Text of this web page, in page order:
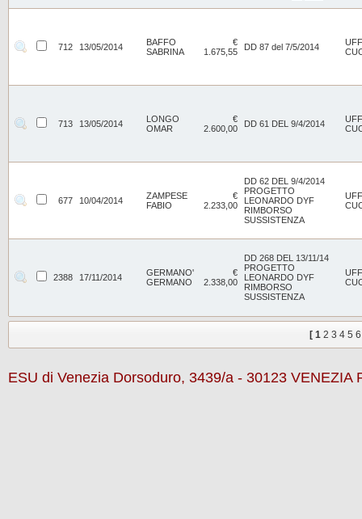
712 13/05/2014
BAFFO
SABRINA
€
1.675,55
DD 87 del 7/5/2014
713 13/05/2014
LONGO
OMAR
€
2.600,00
DD 61 DEL 9/4/2014
677 10/04/2014
ZAMPESE
FABIO
€
2.233,00
DD 62 DEL 9/4/2014
PROGETTO
LEONARDO DYF
RIMBORSO
SUSSISTENZA
2388 17/11/2014
GERMANO'
GERMANO
€
2.338,00
DD 268 DEL 13/11/14
PROGETTO
LEONARDO DYF
RIMBORSO
SUSSISTENZA
[ 1 2 3 4 5 6
ESU di Venezia Dorsoduro, 3439/a - 30123